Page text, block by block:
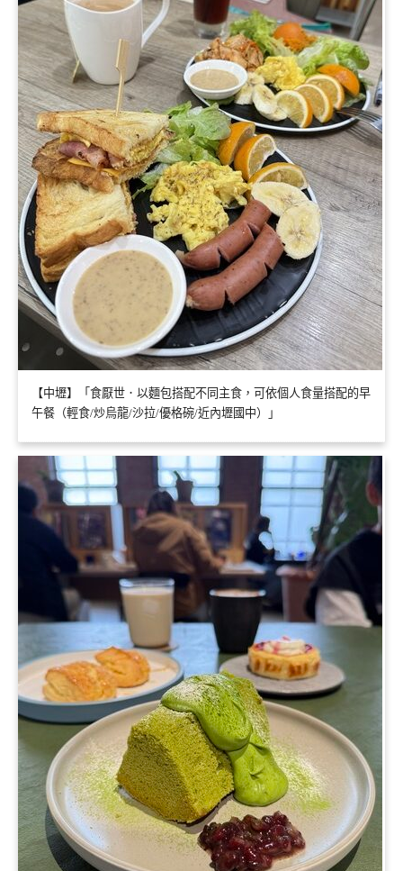
【中壢】「食厭世．以麵包搭配不同主食，可依個人食量搭配的早
午餐（輕食/炒烏龍/沙拉/優格碗/近內壢國中）」